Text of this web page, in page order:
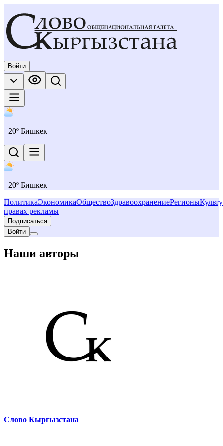
Войти
+20º Бишкек
+20º Бишкек
ПолитикаЭкономикаОбществоЗдравоохранениеРегионы
правах рекламы
Подписаться
Войти
Наши авторы
Слово Кыргызстана